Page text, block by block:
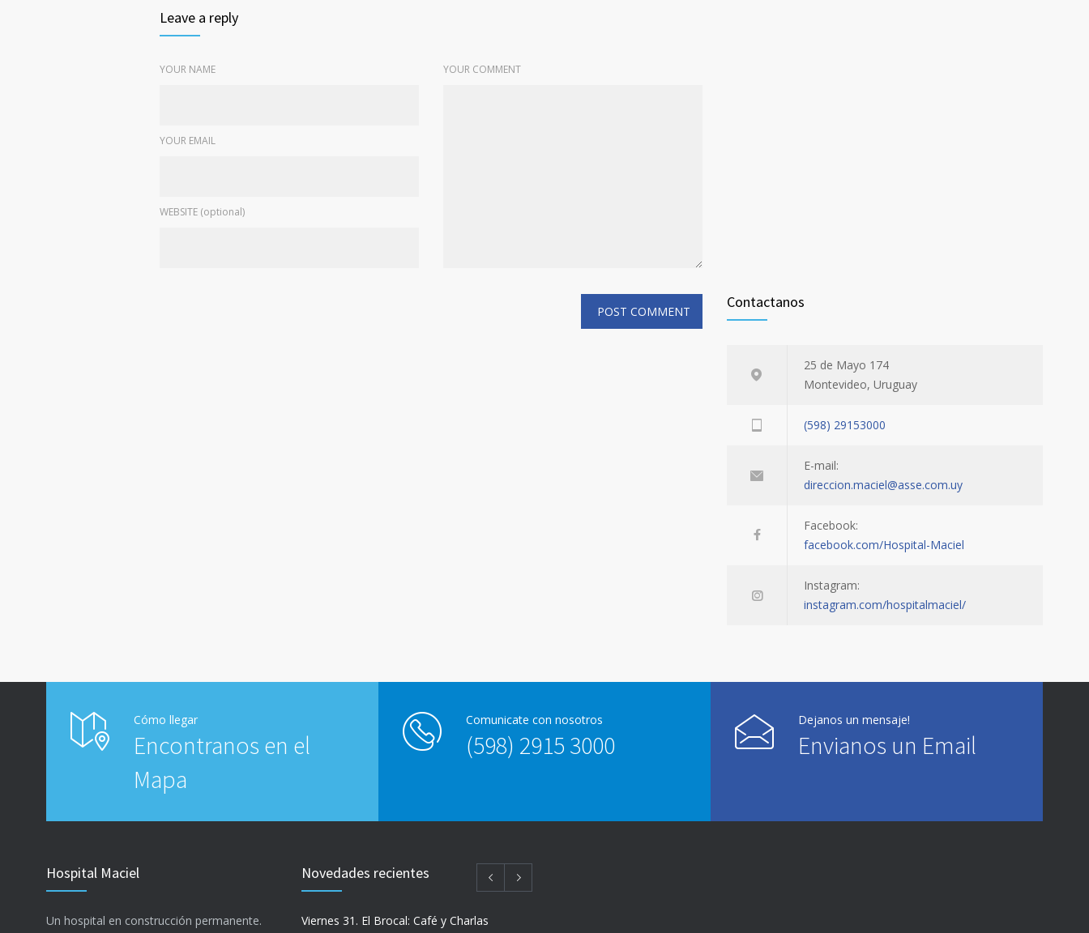
Leave a reply
YOUR NAME
YOUR EMAIL
WEBSITE (optional)
YOUR COMMENT
Contactanos
25 de Mayo 174
Montevideo, Uruguay
(598) 29153000
E-mail:
direccion.maciel@asse.com.uy
Facebook:
facebook.com/Hospital-Maciel
Instagram:
instagram.com/hospitalmaciel/
Cómo llegar
Encontranos en el
Mapa
Comunicate con nosotros
(598) 2915 3000
Dejanos un mensaje!
Envianos un Email
Hospital Maciel
Un hospital en construcción permanente.
Novedades recientes
Viernes 31. El Brocal: Café y Charlas